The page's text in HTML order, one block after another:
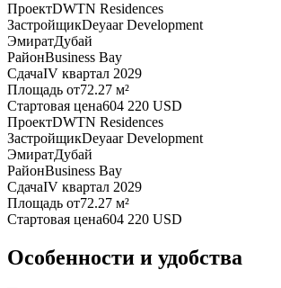
ПроектDWTN Residences
ЗастройщикDeyaar Development
ЭмиратДубай
РайонBusiness Bay
СдачаIV квартал 2029
Площадь от72.27 м²
Стартовая цена604 220 USD
ПроектDWTN Residences
ЗастройщикDeyaar Development
ЭмиратДубай
РайонBusiness Bay
СдачаIV квартал 2029
Площадь от72.27 м²
Стартовая цена604 220 USD
Особенности и удобства